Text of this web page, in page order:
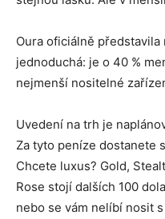
Oura oficiálně
jednoduchá: je o 40 %
nejmenší nositelné
Uvedení na trh je
Za tyto peníze dostanete
Chcete luxus? Gold,
Rose stojí dalších 100
nebo se vám nelíbí nosit